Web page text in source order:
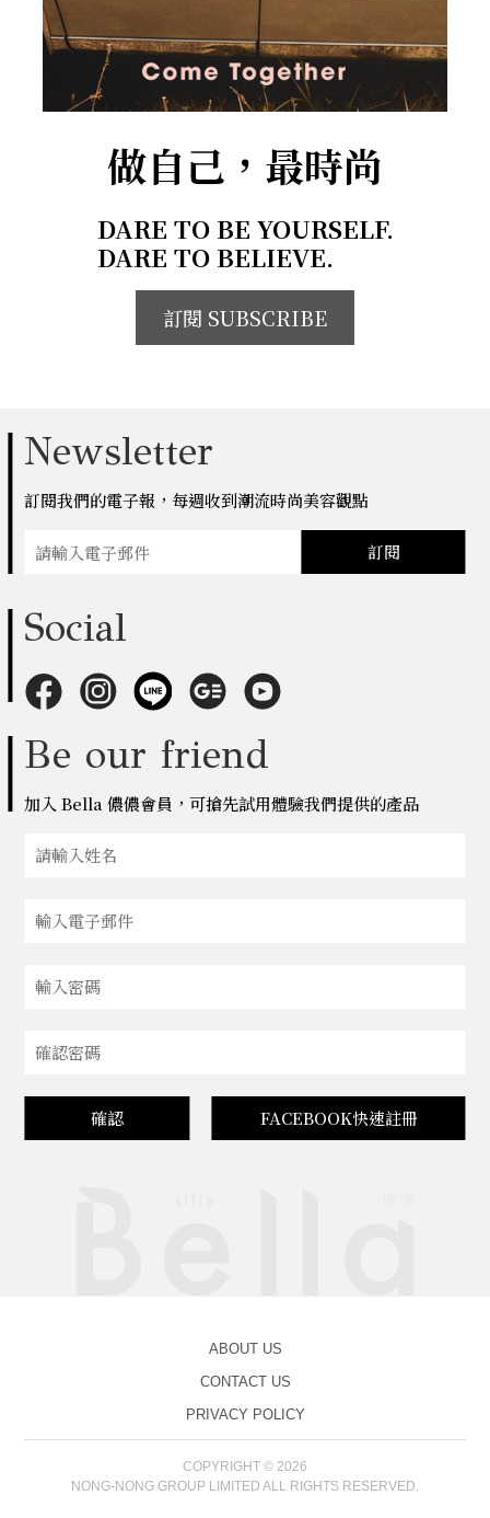
做自己，最時尚
DARE TO BE YOURSELF.
DARE TO BELIEVE.
訂閱 SUBSCRIBE
Newsletter
訂閱我們的電子報，每週收到潮流時尚美容觀點
訂閱
Social
Be our friend
加入 Bella 儂儂會員，可搶先試用體驗我們提供的產品
確認 FACEBOOK快速註冊
ABOUT US
CONTACT US
PRIVACY POLICY
COPYRIGHT © 2026
NONG-NONG GROUP LIMITED ALL RIGHTS RESERVED.